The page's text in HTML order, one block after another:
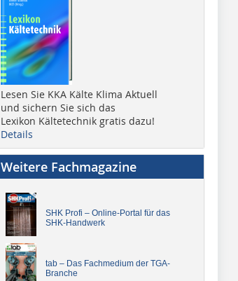
Lesen Sie KKA Kälte Klima Aktuell
und sichern Sie sich das
Lexikon Kältetechnik gratis dazu!
Details
Weitere Fachmagazine
SHK Profi – Online-Portal für das
SHK-Handwerk
tab – Das Fachmedium der TGA-
Branche